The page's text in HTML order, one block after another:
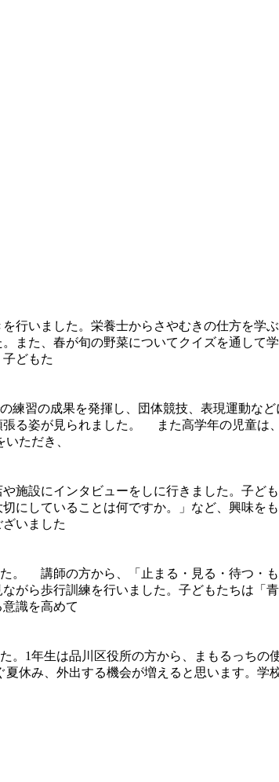
行いました。栄養士からさやむきの仕方を学
。また、春が旬の野菜についてクイズを通
どもた
習の成果を発揮し、団体競技、表現運動な
る姿が見られました。 また高学年の児童は
ただき、
施設にインタビューをしに行きました。子ど
にしていることは何ですか。」など、興味
いました
。 講師の方から、「止まる・見る・待つ・
がら歩行訓練を行いました。子どもたちは「
識を高めて
1年生は品川区役所の方から、まもるっちの
み、外出する機会が増えると思います。学